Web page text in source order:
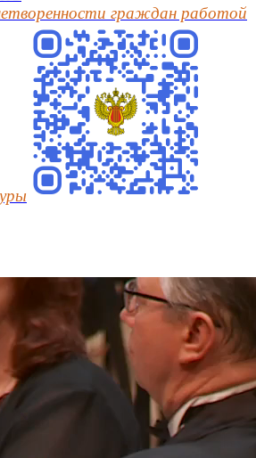
граждан работой